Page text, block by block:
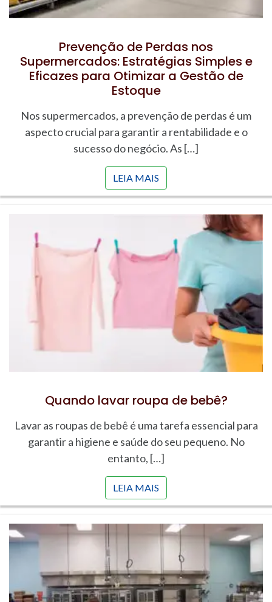
Prevenção de Perdas nos
Supermercados: Estratégias Simples e
Eficazes para Otimizar a Gestão de
Estoque
Nos supermercados, a prevenção de perdas é um
aspecto crucial para garantir a rentabilidade e o
sucesso do negócio. As […]
LEIA MAIS
Quando lavar roupa de bebê?
Lavar as roupas de bebê é uma tarefa essencial para
garantir a higiene e saúde do seu pequeno. No
entanto, […]
LEIA MAIS